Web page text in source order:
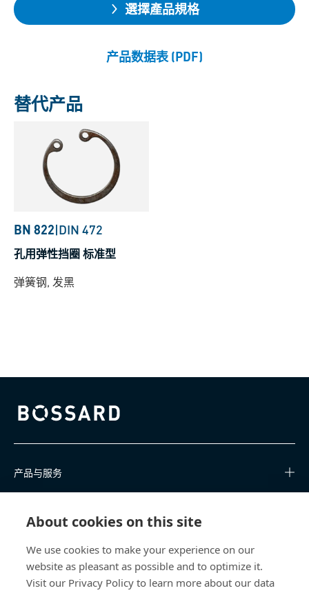
About cookies on this site
We use cookies to make your experience on our
website as pleasant as possible and to optimize it.
Visit our Privacy Policy to learn more about our data
選擇產品規格
产品数据表 (PDF)
替代产品
BN 822|DIN 472
孔用弹性挡圈 标准型
弹簧钢, 发黑
Bossard homepage
产品与服务
关于我们